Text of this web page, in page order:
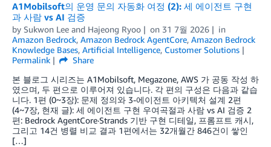
A1Mobilsoft의 운영 문의 자동화 여정 (2): 세 에이전트 구현
과 사람 vs AI 검증
by Sukwon Lee and Hajeong Ryoo on 31 7월 2026
in
Amazon Bedrock, Amazon Bedrock AgentCore, Amazon Bedrock
Knowledge Bases, Artificial Intelligence, Customer Solutions
Permalink
Share
본 블로그 시리즈는 A1Mobilsoft, Megazone, AWS 가 공동 작성 하
였으며, 두 편으로 이루어져 있습니다. 각 편의 구성은 다음과 같습
니다. 1편 (0~3장): 문제 정의와 3-에이전트 아키텍처 설계 2편
(4~7장, 현재 글): 세 에이전트 구현 우여곡절과 사람 vs AI 검증 2
편: Bedrock AgentCore·Strands 기반 구현 디테일, 프롬프트 캐시,
그리고 14건 병렬 비교 결과 1편에서는 32개월간 846건이 쌓인
[…]